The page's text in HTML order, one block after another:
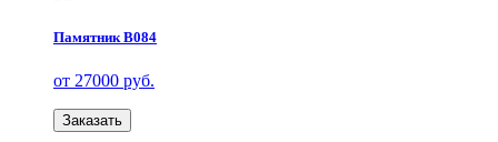
Памятник В084
от 27000 руб.
Заказать